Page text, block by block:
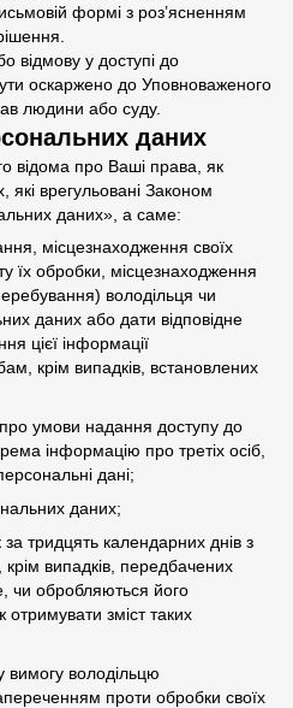
формі з роз’ясненням
відмову у доступі до
оскаржено до Уповноваженого
людини або суду.
даних
відома про Ваші права, як
які врегульовані Законом
даних», а саме:
місцезнаходження своїх
їх обробки, місцезнаходження
володільця чи
даних або дати відповідне
цієї інформації
крім випадків, встановлених
умови надання доступу до
інформацію про третіх осіб,
дані;
даних;
тридцять календарних днів з
випадків, передбачених
чи обробляються його
отримувати зміст таких
вимогу володільцю
проти обробки своїх